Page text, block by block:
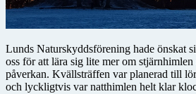
Lunds Naturskyddsförening hade önskat
oss för att lära sig lite mer om
påverkan. Kvällsträffen var planerad till
och lyckligtvis var natthimlen helt klar